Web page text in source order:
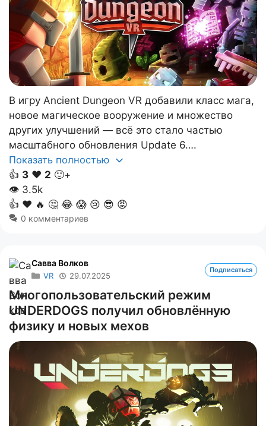
В игру Ancient Dungeon VR добавили класс мага,
новое магическое вооружение и множество
других улучшений — всё это стало частью
масштабного обновления Update 6….
Показать полностью
👍 3 ❤️ 2 🙂+
👁 3.5k
👍 ❤️ 🔥 🤔 😂 😱 😢 😎 😡
0 комментариев
Савва Волков
VR 29.07.2025
Подписаться
Многопользовательский режим
UNDERDOGS получил обновлённую
физику и новых мехов